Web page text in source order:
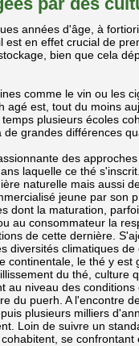
années d'âge, à
est en effet crucial de
bien que cela
comme le vin ou les
agé est, tout du moins
plusieurs écoles
grandes différences
des
laquelle ce thé
naturelle mais aussi
jeune par son
dont la maturation,
au consommateur la
de cette dernière.
diversités climatiques
continentale, le thé y
du thé, culture
au niveau des
du puerh. A l'encontre
plusieurs milliers
Loin de suivre un
se confrontant